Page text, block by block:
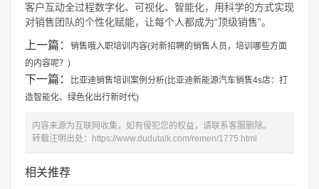
客户互动全过程数字化、可视化、智能化，用科学的方式实现
对销售团队的个性化赋能，让每个人都成为“顶级销售”。
上一篇：
销售哦入职培训内容(对新招聘的销售人员，培训哪些方面
的内容呢？)
下一篇：
比亚迪销售培训案例分析(比亚迪新能源汽车销售4s店：打
造智能化、绿色化出行新时代)
内容来源为互联网收集，如有侵犯您的权益，请联系客服删除。
转载注明出处： https://www.dudutalk.com/remen/1775.html
相关推荐